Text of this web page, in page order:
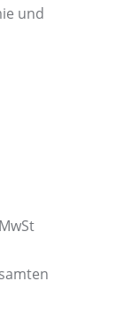
und